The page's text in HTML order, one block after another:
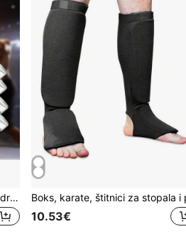
Kutija od 4 štitnika za zube za odrasle, prozirni EVA štitnik za zube koji se može rezati, zaštita za boks, sportove, taekwondo, košarku, MMA, muay thai, taekwondo
10.53€